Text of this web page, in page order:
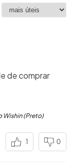
de comprar
Wishin (Preto)
1 0